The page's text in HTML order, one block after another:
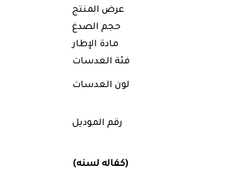
عرض المنتج
حجم الصدغ
مادة الإطار
فئة العدسات
لون العدسات
رقم الموديل
(كفاله لسنه)